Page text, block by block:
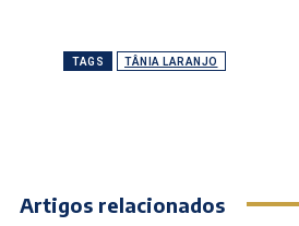
TAGS TÂNIA LARANJO
Artigos relacionados